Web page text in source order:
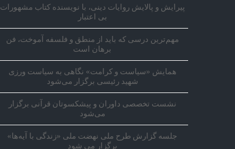
پیرایش و پالایش روایات دینی، با نویسنده کتاب مشهورات
بی اعتبار
مهم‌ترین درسی که باید از منطق و فلسفه آموخت، فن
برهان است
همایش «سیاست و کرامت» نگاهی به سیاست ورزی
شهید رئیسی برگزار می‌شود
نشست تخصصی داوران و پیشکسوتان قرآنی برگزار
می‌شود
جلسه گزارش طرح ملی نهضت ملی «زندگی با آیه‌ها»
برگزار می شود